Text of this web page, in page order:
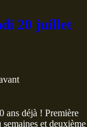
20 juillet
ans déjà ! Première
et deuxième